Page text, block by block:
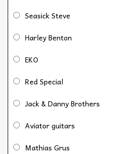
Seasick Steve
Harley Benton
EKO
Red Special
Jack & Danny Brothers
Aviator guitars
Mathias Grus